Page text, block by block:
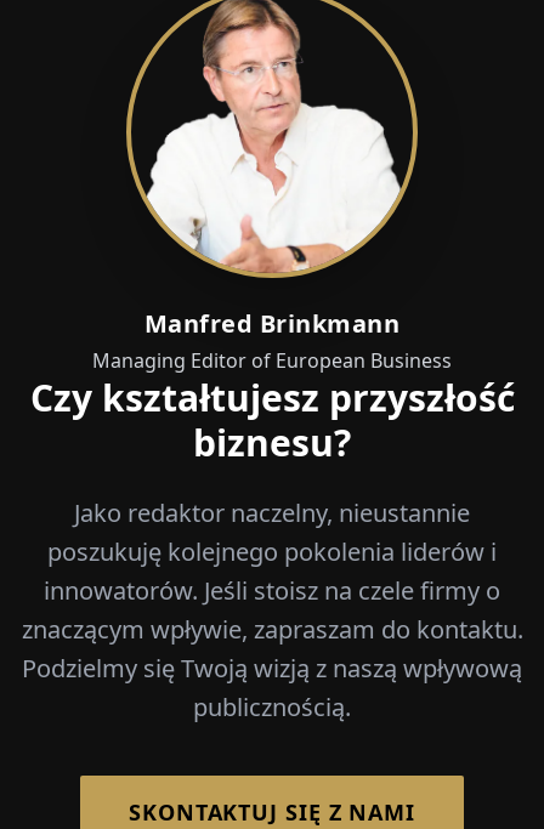
Manfred Brinkmann
Managing Editor of European Business
Czy kształtujesz przyszłość
biznesu?
Jako redaktor naczelny, nieustannie
poszukuję kolejnego pokolenia liderów i
innowatorów. Jeśli stoisz na czele firmy o
znaczącym wpływie, zapraszam do kontaktu.
Podzielmy się Twoją wizją z naszą wpływową
publicznością.
SKONTAKTUJ SIĘ Z NAMI